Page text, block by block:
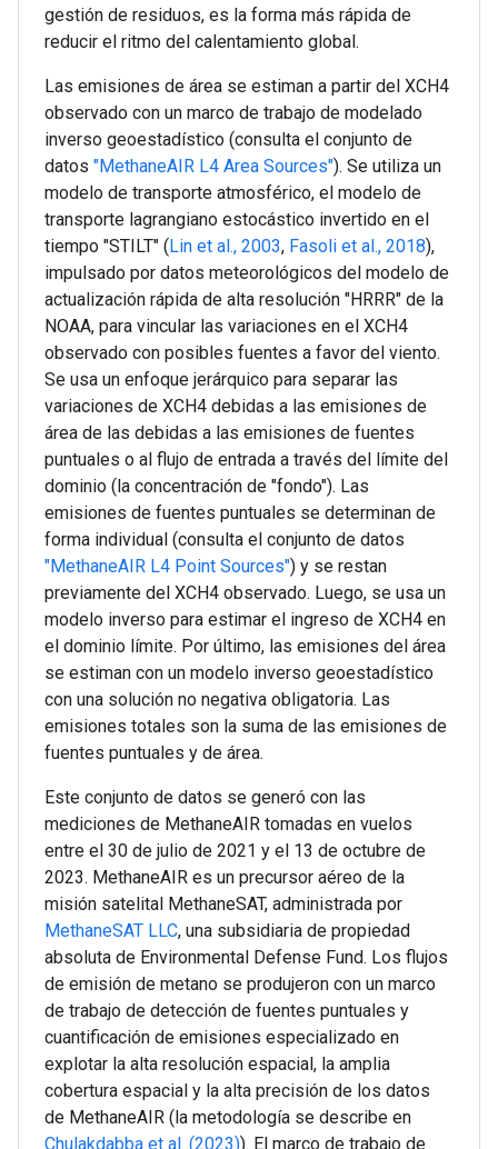
gestión de residuos, es la forma más rápida de
reducir el ritmo del calentamiento global.
Las emisiones de área se estiman a partir del XCH4
observado con un marco de trabajo de modelado
inverso geoestadístico (consulta el conjunto de
datos "MethaneAIR L4 Area Sources"). Se utiliza un
modelo de transporte atmosférico, el modelo de
transporte lagrangiano estocástico invertido en el
tiempo "STILT" (Lin et al., 2003, Fasoli et al., 2018),
impulsado por datos meteorológicos del modelo de
actualización rápida de alta resolución "HRRR" de la
NOAA, para vincular las variaciones en el XCH4
observado con posibles fuentes a favor del viento.
Se usa un enfoque jerárquico para separar las
variaciones de XCH4 debidas a las emisiones de
área de las debidas a las emisiones de fuentes
puntuales o al flujo de entrada a través del límite del
dominio (la concentración de "fondo"). Las
emisiones de fuentes puntuales se determinan de
forma individual (consulta el conjunto de datos
"MethaneAIR L4 Point Sources") y se restan
previamente del XCH4 observado. Luego, se usa un
modelo inverso para estimar el ingreso de XCH4 en
el dominio límite. Por último, las emisiones del área
se estiman con un modelo inverso geoestadístico
con una solución no negativa obligatoria. Las
emisiones totales son la suma de las emisiones de
fuentes puntuales y de área.
Este conjunto de datos se generó con las
mediciones de MethaneAIR tomadas en vuelos
entre el 30 de julio de 2021 y el 13 de octubre de
2023. MethaneAIR es un precursor aéreo de la
misión satelital MethaneSAT, administrada por
MethaneSAT LLC, una subsidiaria de propiedad
absoluta de Environmental Defense Fund. Los flujos
de emisión de metano se produjeron con un marco
de trabajo de detección de fuentes puntuales y
cuantificación de emisiones especializado en
explotar la alta resolución espacial, la amplia
cobertura espacial y la alta precisión de los datos
de MethaneAIR (la metodología se describe en
Chulakdabba et al. (2023)). El marco de trabajo de